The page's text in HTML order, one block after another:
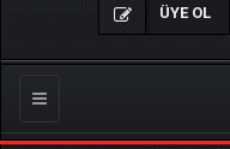
ÜYE OL
Gezinmeyi
Değiştir